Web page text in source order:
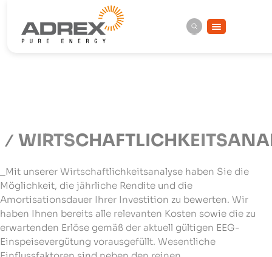
_Mit unserer Wirtschaftlichkeitsanalyse haben Sie die
Möglichkeit, die jährliche Rendite und die
Amortisationsdauer Ihrer Investition zu bewerten. Wir
haben Ihnen bereits alle relevanten Kosten sowie die zu
erwartenden Erlöse gemäß der aktuell gültigen EEG-
Einspeisevergütung vorausgefüllt. Wesentliche